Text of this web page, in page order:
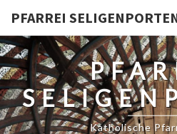
PFARREI
Katholische